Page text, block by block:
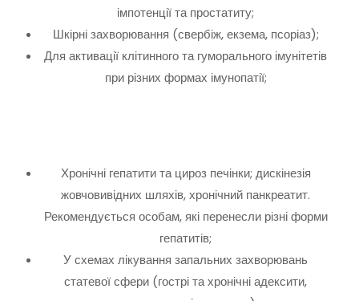
імпотенції та простатиту;
Шкірні захворювання (свербіж, екзема, псоріаз);
Для активації клітинного та гуморального імунітетів
при різних формах імунопатії;
Хронічні гепатити та цироз печінки; дискінезія
жовчовивідних шляхів, хронічний панкреатит.
Рекомендується особам, які перенесли різні форми
гепатитів;
У схемах лікування запальних захворювань
статевої сфери (гострі та хронічні адексити,